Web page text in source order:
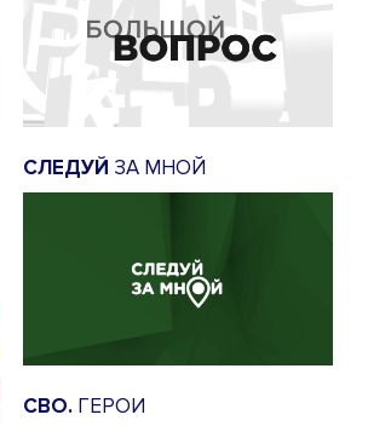
СЛЕДУЙ ЗА МНОЙ
СВО. ГЕРОИ